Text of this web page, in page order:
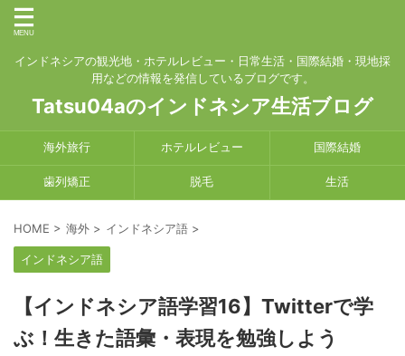
インドネシアの観光地・ホテルレビュー・日常生活・国際結婚・現地採
用などの情報を発信しているブログです。
Tatsu04aのインドネシア生活ブログ
海外旅行 ホテルレビュー 国際結婚
歯列矯正 脱毛 生活
HOME > 海外 > インドネシア語 >
インドネシア語
【インドネシア語学習16】Twitterで学
ぶ！生きた語彙・表現を勉強しよう